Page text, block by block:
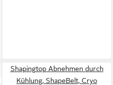
Shapingtop Abnehmen durch
Kühlung, ShapeBelt, Cryo